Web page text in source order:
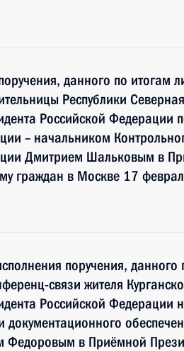
данного по итогам
Республики
Российской Федерации
– начальником
Дмитрием Шальковым в
граждан в Москве 17
поручения,
связи жителя
Российской Федерации
Федоровым в Приёмной